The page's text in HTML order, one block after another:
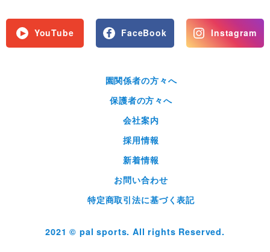
YouTube FaceBook Instagram
園関係者の方々へ
保護者の方々へ
会社案内
採用情報
新着情報
お問い合わせ
特定商取引法に基づく表記
2021 © pal sports. All rights Reserved.